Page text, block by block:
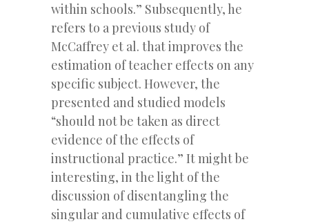
within schools.” Subsequently, he
refers to a previous study of
McCaffrey et al. that improves the
estimation of teacher effects on any
specific subject. However, the
presented and studied models
“should not be taken as direct
evidence of the effects of
instructional practice.” It might be
interesting, in the light of the
discussion of disentangling the
singular and cumulative effects of